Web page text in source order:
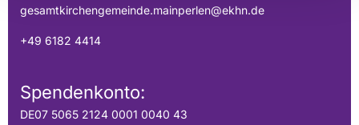
gesamtkirchengemeinde.mainperlen@ekhn.de
+49 6182 4414
Spendenkonto:
DE07 5065 2124 0001 0040 43